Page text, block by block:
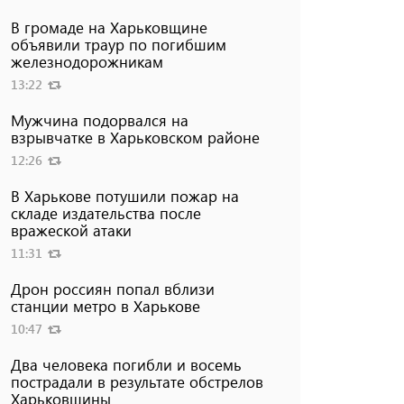
В громаде на Харьковщине
объявили траур по погибшим
железнодорожникам
13:22
Мужчина подорвался на
взрывчатке в Харьковском районе
12:26
В Харькове потушили пожар на
складе издательства после
вражеской атаки
11:31
Дрон россиян попал вблизи
станции метро в Харькове
10:47
Два человека погибли и восемь
пострадали в результате обстрелов
Харьковщины